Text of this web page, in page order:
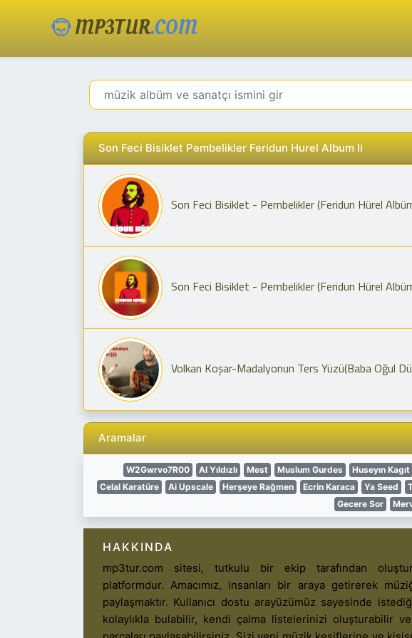
MP3TUR.COM
Son Feci Bisiklet Pembelikler Feridun Hurel Album Ii
Son Feci Bisiklet - Pembelikler (Feridun Hürel
Son Feci Bisiklet - Pembelikler (Feridun Hürel
Volkan Koşar-Madalyonun Ters Yüzü(Baba Oğul
Aramalar
W2Gwrvo7R00 Al Yıldızlı Mest Muslum Gurdes Huseyın Kagıt
Celal Karatüre
Ai Upscale Herşeye Rağmen Ecrin Karaca Ya Seed
Gecere Sor
HAKKINDA
mp3tur.com sitesi, tutkulu bir ekip tarafından
platformdur. Amacımız, insanları bir araya getirerek
paylaşmaktır. Kullanıcı dostu arayüzümüz sayesinde
kolaylıkla bulabilir, kendi çalma listelerinizi oluşturabilir